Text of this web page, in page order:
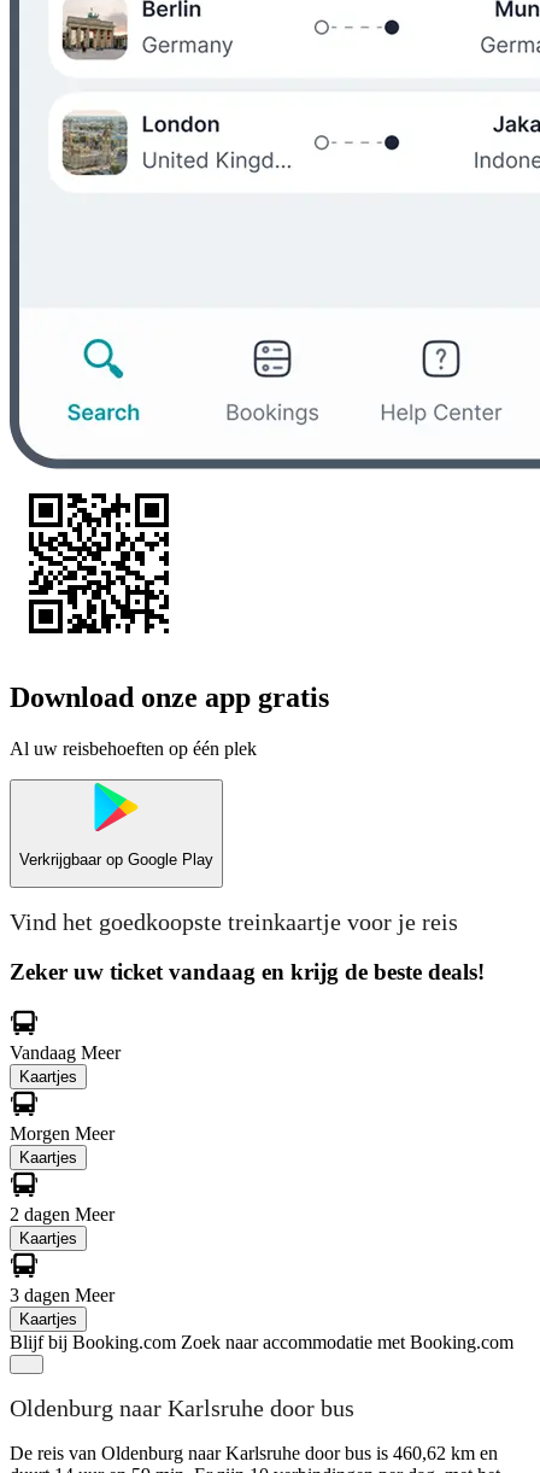
Download onze app gratis
Al uw reisbehoeften op één plek
Verkrijgbaar op Google Play
Vind het goedkoopste treinkaartje voor je reis
Zeker uw ticket vandaag en krijg de beste deals!
Vandaag Meer
Kaartjes
Morgen Meer
Kaartjes
2 dagen Meer
Kaartjes
3 dagen Meer
Kaartjes
Blijf bij Booking.com Zoek naar accommodatie met Booking.com
Oldenburg naar Karlsruhe door bus
De reis van Oldenburg naar Karlsruhe door bus is 460,62 km en